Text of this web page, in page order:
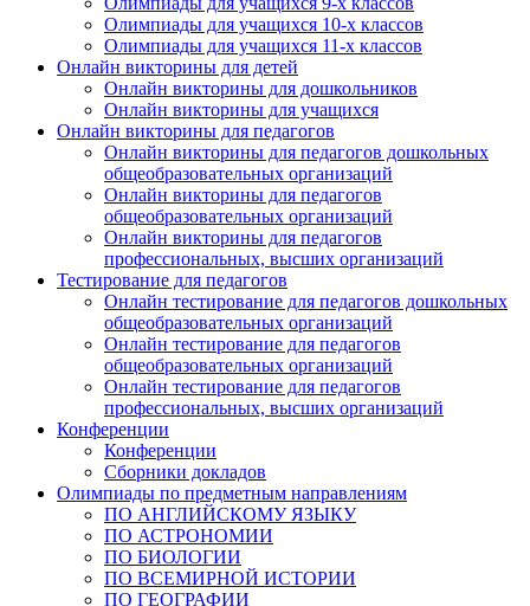
Олимпиады для учащихся 10-х классов
Олимпиады для учащихся 11-х классов
Онлайн викторины для детей
Онлайн викторины для дошкольников
Онлайн викторины для учащихся
Онлайн викторины для педагогов
Онлайн викторины для педагогов дошкольных
общеобразовательных организаций
Онлайн викторины для педагогов
общеобразовательных организаций
Онлайн викторины для педагогов
профессиональных, высших организаций
Тестирование для педагогов
Онлайн тестирование для педагогов дошкольных
общеобразовательных организаций
Онлайн тестирование для педагогов
общеобразовательных организаций
Онлайн тестирование для педагогов
профессиональных, высших организаций
Конференции
Конференции
Сборники докладов
Олимпиады по предметным направлениям
ПО АНГЛИЙСКОМУ ЯЗЫКУ
ПО АСТРОНОМИИ
ПО БИОЛОГИИ
ПО ВСЕМИРНОЙ ИСТОРИИ
ПО ГЕОГРАФИИ